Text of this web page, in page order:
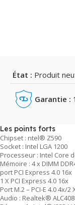
État : Produit
Garantie :
Les points forts
Chipset : ntel® Z590
Socket : Intel LGA 1200
Processeur : Intel Core
Mémoire : 4 x DIMM
port PCI Express 4.0 16x
1 X PCI Express 4.0 16x
Port M.2 – PCI-E 4.0 4x/2
Audio : Realtek®